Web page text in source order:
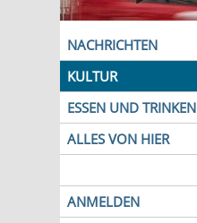
NACHRICHTEN
KULTUR
ESSEN UND TRINKEN
ALLES VON HIER
ANMELDEN